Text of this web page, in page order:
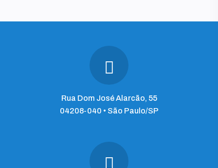
Rua Dom José Alarcão, 55
04208-040 • São Paulo/SP